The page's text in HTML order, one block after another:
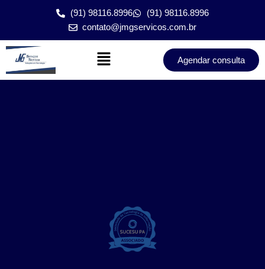
(91) 98116.8996
(91) 98116.8996
contato@jmgservicos.com.br
Agendar consulta